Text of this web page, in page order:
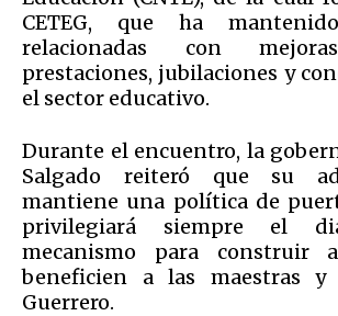
CETEG, que ha
relacionadas con
prestaciones, jubilaciones y
el sector educativo.
Durante el encuentro, la
Salgado reiteró que su
mantiene una política de
privilegiará siempre el
mecanismo para construir
beneficien a las maestras y
Guerrero.